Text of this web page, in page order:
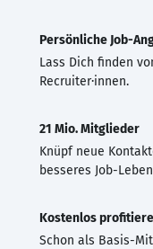
Persönliche Job-
Lass Dich finden
Recruiter·innen.
21 Mio. Mitglieder
Knüpf neue
besseres Job-
Kostenlos
Schon als Basis-